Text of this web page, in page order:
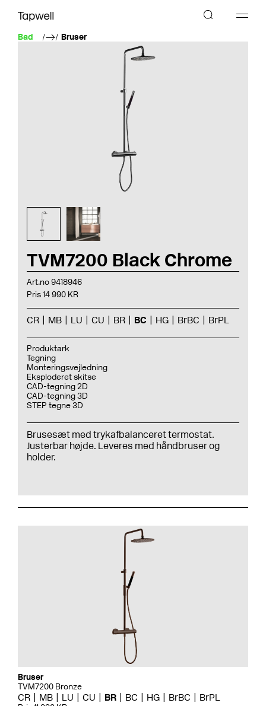
Bad Bruser
TVM7200 Black Chrome
Art.no 9418946
Pris 14 990 KR
CR MB LU CU BR BC HG BrBC BrPL
Produktark
Tegning
Monteringsvejledning
Eksploderet skitse
CAD-tegning 2D
CAD-tegning 3D
STEP tegne 3D
Brusesæt med trykafbalanceret termostat.
Justerbar højde. Leveres med håndbruser og
holder.
Bruser
TVM7200 Bronze
CR MB LU CU BR BC HG BrBC BrPL